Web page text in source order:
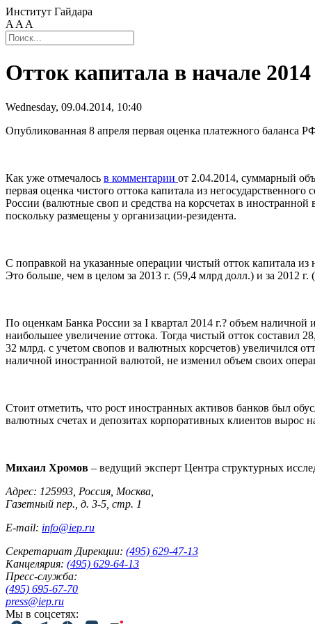
Институт Гайдара
A A A
Отток капитала в начале
Wednesday, 09.04.2014, 10:40
Опубликованная 8 апреля первая оценка платежного баланса
Как уже отмечалось в комментарии от 2.04.2014, суммарный
первая оценка чистого оттока капитала из
России (валютные своп и средства на корсчетах в
поскольку размещены у организации-резидента.
С поправкой на указанные операции чистый отток капитала из
Это больше, чем в целом за 2013 г. (59,4 млрд долл.) и за 2012 г.
По оценкам Банка России за I квартал 2014 г.? объем
наибольшее увеличение оттока. Тогда чистый отток составил
32 млрд. с учетом свопов и валютных корсчетов) увеличился
наличной иностранной валютой, не изменил объем своих
Стоит отметить, что рост иностранных активов банков был
валютных счетах и депозитах корпоративных клиентов вырос
Михаил Хромов – ведущий эксперт Центра структурных
Адрес: 125993, Россия, Москва,
Газетный пер., д. 3-5, стр. 1
E-mail: info@iep.ru
Секретариат Дирекции: (495) 629-47-13
Канцелярия: (495) 629-64-13
Пресс-служба:
(495) 695-67-70
press@iep.ru
Мы в соцсетях: